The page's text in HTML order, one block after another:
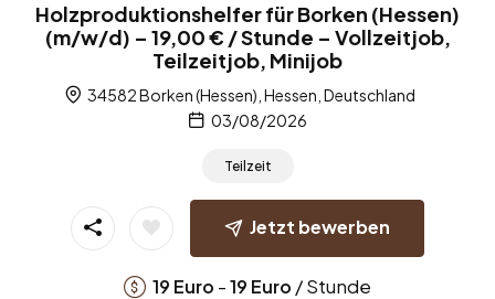
Holzproduktionshelfer für Borken (Hessen)
(m/w/d) – 19,00 € / Stunde – Vollzeitjob,
Teilzeitjob, Minijob
34582 Borken (Hessen), Hessen, Deutschland
03/08/2026
Teilzeit
Jetzt bewerben
19 Euro -19 Euro / Stunde